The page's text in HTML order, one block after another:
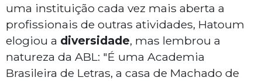
uma instituição cada vez mais aberta a
profissionais de outras atividades, Hatoum
elogiou a diversidade, mas lembrou a
natureza da ABL: "É uma Academia
Brasileira de Letras, a casa de Machado de